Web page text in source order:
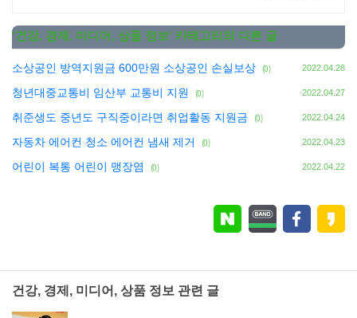
'건강, 경제, 미디어, 상품 정보' 카테고리의 다른 글
소상공인 방역지원금 600만원 소상공인 손실보상 (0) 2022.04.28
청년대중교통비 임산부 교통비 지원 (0) 2022.04.27
취준생도 중년도 구직중이라면 취업활동 지원금 (0) 2022.04.24
자동차 에어컨 청소 에어컨 냄새 제거 (0) 2022.04.23
어린이 복통 어린이 맹장염 (0) 2022.04.22
건강, 경제, 미디어, 상품 정보 관련 글